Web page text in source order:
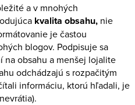
a v mnohých
kvalita obsahu, nie
je častou
blogov. Podpisuje sa
na obsahu a menšej lojalite
odchádzajú s rozpačitým
informáciu, ktorú hľadali, je